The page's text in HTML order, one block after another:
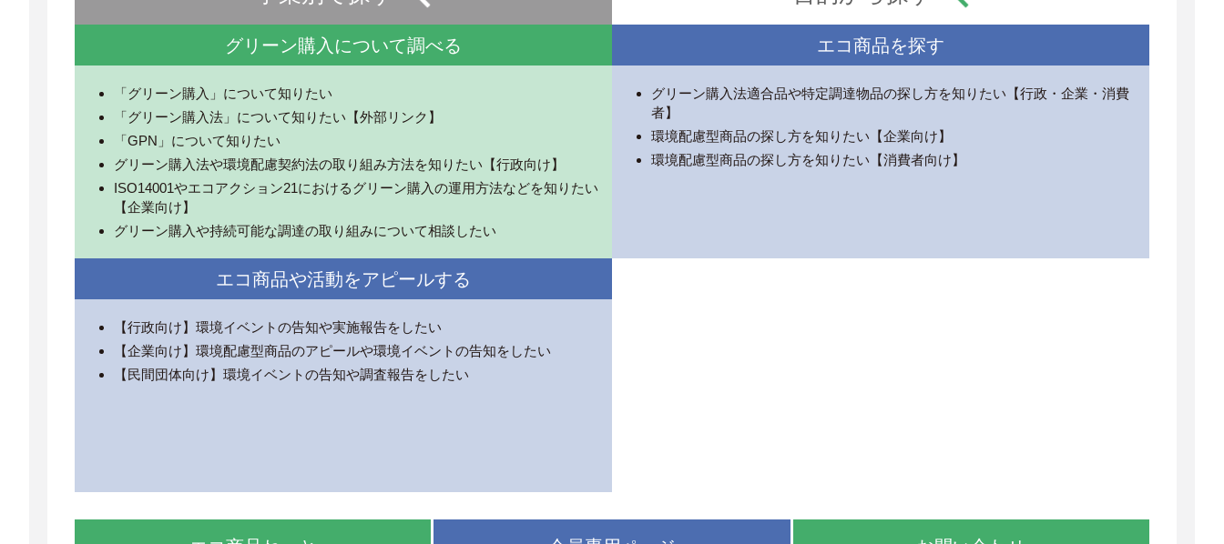
グリーン購入について調べる
「グリーン購入」について知りたい
「グリーン購入法」について知りたい【外部リンク】
「GPN」について知りたい
グリーン購入法や環境配慮契約法の取り組み方法を知りたい【行政向け】
ISO14001やエコアクション21におけるグリーン購入の運用方法などを知りたい
【企業向け】
グリーン購入や持続可能な調達の取り組みについて相談したい
エコ商品を探す
グリーン購入法適合品や特定調達物品の探し方を知りたい【行政・企業・消費
者】
環境配慮型商品の探し方を知りたい【企業向け】
環境配慮型商品の探し方を知りたい【消費者向け】
エコ商品や活動をアピールする
【行政向け】環境イベントの告知や実施報告をしたい
【企業向け】環境配慮型商品のアピールや環境イベントの告知をしたい
【民間団体向け】環境イベントの告知や調査報告をしたい